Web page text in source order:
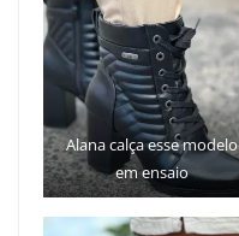
Alana calça esse modelo
em ensaio